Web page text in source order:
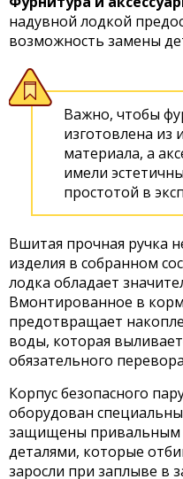
надувной лодкой
возможность замены
Важно, чтобы
изготовлена из
материала, а
имели
простотой в
Вшитая прочная ручка
изделия в собранном
лодка обладает
Вмонтированное в
предотвращает
воды, которая
обязательного
Корпус безопасного
оборудован
защищены привальным
деталями, которые
заросли при заплыве в